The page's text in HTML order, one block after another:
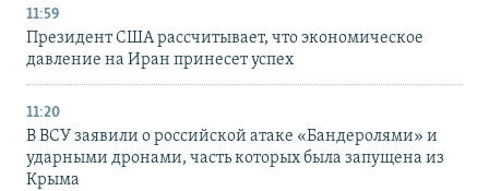
11:59
Президент США рассчитывает, что экономическое
давление на Иран принесет успех
11:20
В ВСУ заявили о российской атаке «Бандеролями» и
ударными дронами, часть которых была запущена из
Крыма